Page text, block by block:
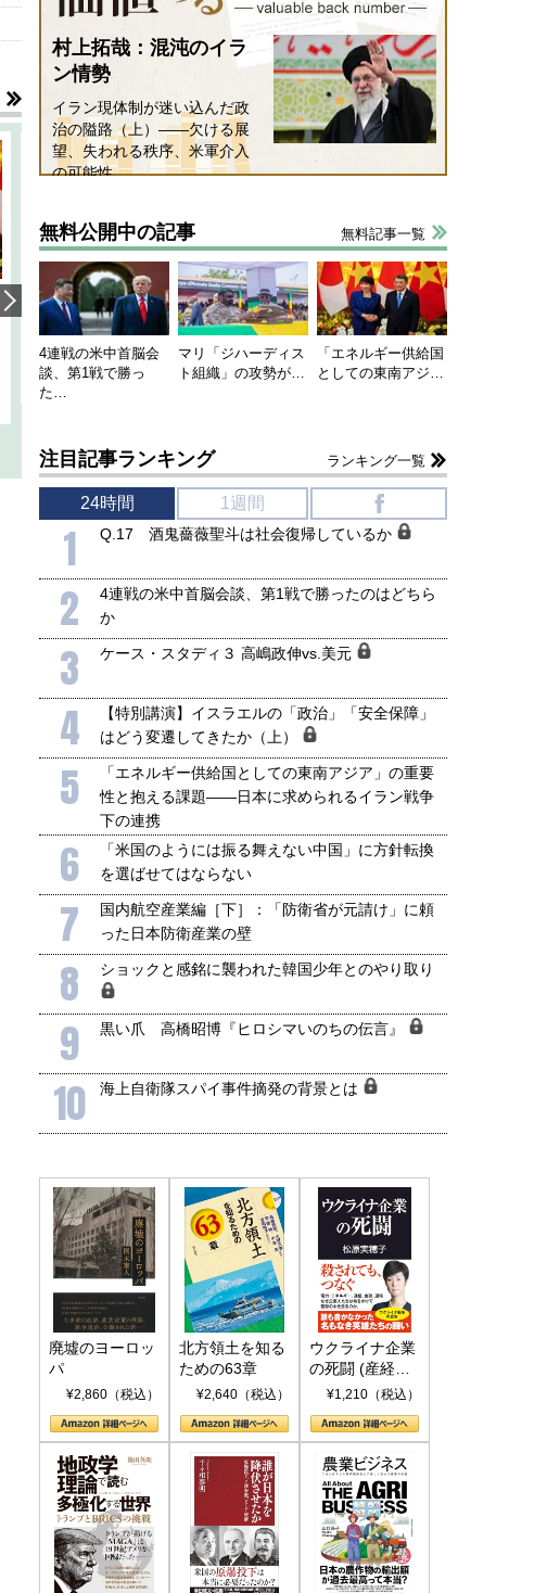
韓国にも理解してほしい「極東
1905年体制」における日米韓安
全保障協力の意味
千々和泰明
2026年5月15日
ホルムズ海峡危機で加速したエ
ネルギー転換が「中国依存」に
行き着くリスク
小山堅
2026年5月14日
村上拓哉：混沌のイラ
ン情勢
イラン現体制が迷い込んだ政
治の隘路（上）――欠ける展
望、失われる秩序、米軍介入
の可能性
無料公開中の記事 無料記事一覧
4連戦の米中首脳会
談、第1戦で勝っ
た…
マリ「ジハーディス
ト組織」の攻勢が…
「エネルギー供給国
としての東南アジ…
注目記事ランキング ランキング一覧
24時間 1週間
1 Q.17 酒鬼薔薇聖斗は社会復帰しているか
2
4連戦の米中首脳会談、第1戦で勝ったのはどちら
か
3 ケース・スタディ３ 高嶋政伸vs.美元
4
【特別講演】イスラエルの「政治」「安全保障」
はどう変遷してきたか（上）
5
「エネルギー供給国としての東南アジア」の重要
性と抱える課題――日本に求められるイラン戦争
下の連携
6
「米国のようには振る舞えない中国」に方針転換
を選ばせてはならない
7
国内航空産業編［下］：「防衛省が元請け」に頼
った日本防衛産業の壁
8 ショックと感銘に襲われた韓国少年とのやり取り
9 黒い爪 高橋昭博『ヒロシマいのちの伝言』
10 海上自衛隊スパイ事件摘発の背景とは
廃墟のヨーロッ
パ
¥2,860（税込）
北方領土を知る
ための63章
¥2,640（税込）
ウクライナ企業
の死闘 (産経セ
レクト S 039)
¥1,210（税込）